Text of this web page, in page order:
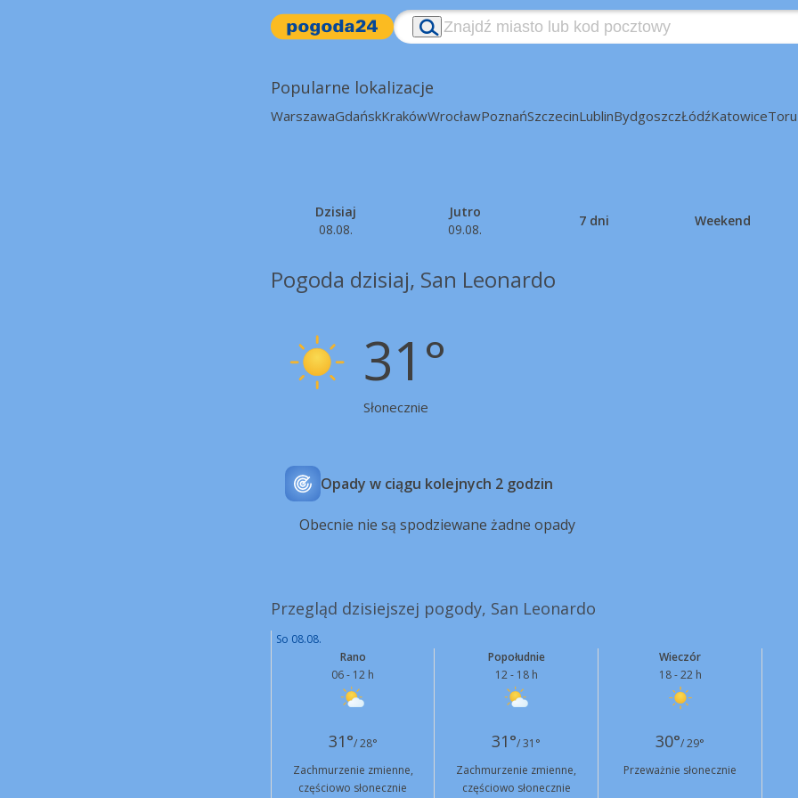
Popularne lokalizacje
WarszawaGdańskKrakówWrocławPoznańSzczecinLublinBydgoszczŁódźKatowice
Dzisiaj
08.08.
Jutro
09.08.
7 dni Weekend
Pogoda dzisiaj, San Leonardo
31°
Słonecznie
Opady w ciągu kolejnych 2 godzin
Obecnie nie są spodziewane żadne opady
Przegląd dzisiejszej pogody, San Leonardo
So 08.08.
Rano
06 - 12 h
Popołudnie
12 - 18 h
Wieczór
18 - 22 h
31°/ 28° 31°/ 31° 30°/ 29°
Zachmurzenie zmienne,
częściowo słonecznie
Zachmurzenie zmienne,
częściowo słonecznie
Przeważnie słonecznie